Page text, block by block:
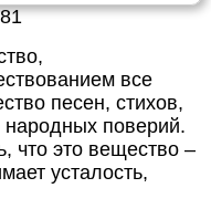
81
все
песен, стихов,
народных поверий.
что это вещество –
усталость,